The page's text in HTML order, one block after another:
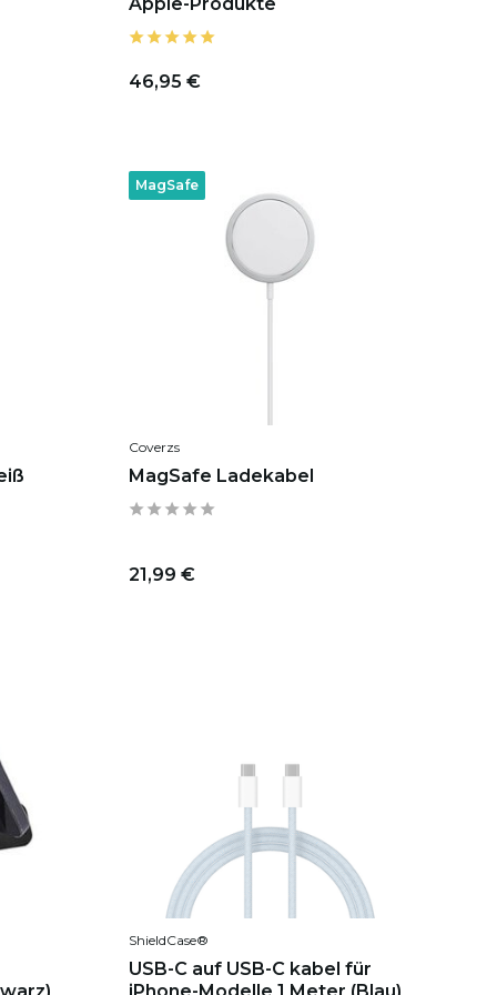
Apple-Produkte
46,95 €
MagSafe
Coverzs
MagSafe Ladekabel
21,99 €
ShieldCase®
USB-C auf USB-C kabel für